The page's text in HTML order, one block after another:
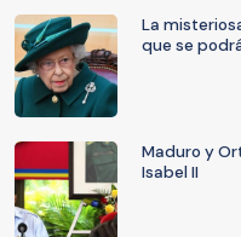
La
que se
Maduro y
Isabel II